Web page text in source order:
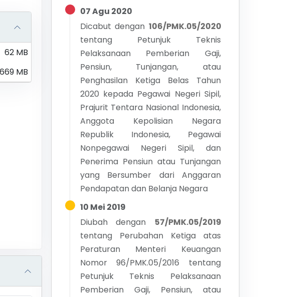
62 MB
669 MB
07 Agu 2020
Dicabut dengan 106/PMK.05/2020
tentang Petunjuk Teknis
Pelaksanaan Pemberian Gaji,
Pensiun, Tunjangan, atau
Penghasilan Ketiga Belas Tahun
2020 kepada Pegawai Negeri Sipil,
Prajurit Tentara Nasional Indonesia,
Anggota Kepolisian Negara
Republik Indonesia, Pegawai
Nonpegawai Negeri Sipil, dan
Penerima Pensiun atau Tunjangan
yang Bersumber dari Anggaran
Pendapatan dan Belanja Negara
10 Mei 2019
Diubah dengan
57/PMK.05/2019
tentang Perubahan Ketiga atas
Peraturan Menteri Keuangan
Nomor 96/PMK.05/2016 tentang
Petunjuk Teknis Pelaksanaan
Pemberian Gaji, Pensiun, atau